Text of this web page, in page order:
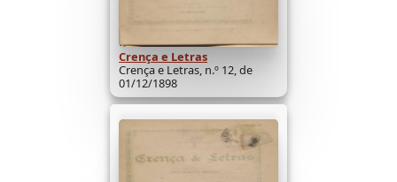
Crença e Letras
Crença e Letras, n.º 12, de
01/12/1898